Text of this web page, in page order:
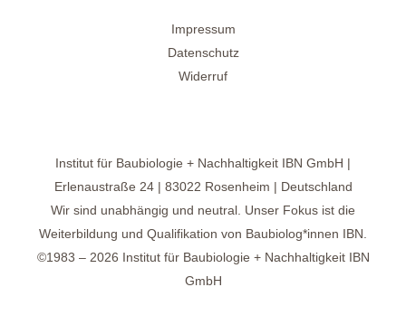
Impressum
Datenschutz
Widerruf
Institut für Baubiologie + Nachhaltigkeit IBN GmbH |
Erlenaustraße 24 | 83022 Rosenheim | Deutschland
Wir sind unabhängig und neutral. Unser Fokus ist die
Weiterbildung und Qualifikation von Baubiolog*innen IBN.
©1983 – 2026 Institut für Baubiologie + Nachhaltigkeit IBN
GmbH